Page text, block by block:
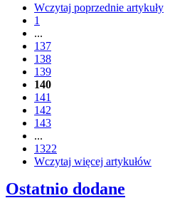
Wczytaj poprzednie artykuły
1
...
137
138
139
140
141
142
143
...
1322
Wczytaj więcej artykułów
Ostatnio dodane